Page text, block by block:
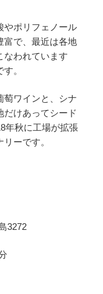
やポリフェノール
富で、最近は各地
なわれています
。
萄ワインと、シナ
だけあってシード
年秋に工場が拡張
ーです。
3272